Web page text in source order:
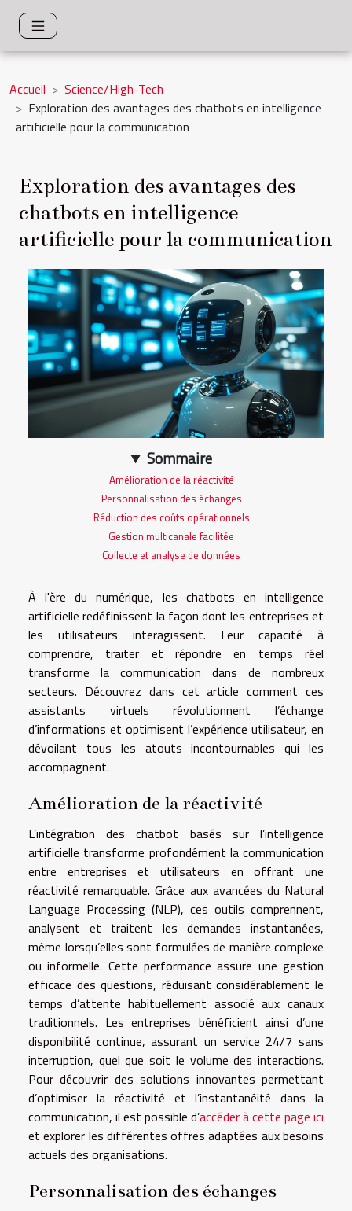
Accueil
Science/High-Tech
Exploration des avantages des chatbots en intelligence
artificielle pour la communication
Exploration des avantages des
chatbots en intelligence
artificielle pour la communication
Sommaire
Amélioration de la réactivité
Personnalisation des échanges
Réduction des coûts opérationnels
Gestion multicanale facilitée
Collecte et analyse de données
À l'ère du numérique, les chatbots en intelligence
artificielle redéfinissent la façon dont les entreprises et
les utilisateurs interagissent. Leur capacité à
comprendre, traiter et répondre en temps réel
transforme la communication dans de nombreux
secteurs. Découvrez dans cet article comment ces
assistants virtuels révolutionnent l’échange
d’informations et optimisent l’expérience utilisateur, en
dévoilant tous les atouts incontournables qui les
accompagnent.
Amélioration de la réactivité
L’intégration des chatbot basés sur l’intelligence
artificielle transforme profondément la communication
entre entreprises et utilisateurs en offrant une
réactivité remarquable. Grâce aux avancées du Natural
Language Processing (NLP), ces outils comprennent,
analysent et traitent les demandes instantanées,
même lorsqu’elles sont formulées de manière complexe
ou informelle. Cette performance assure une gestion
efficace des questions, réduisant considérablement le
temps d’attente habituellement associé aux canaux
traditionnels. Les entreprises bénéficient ainsi d’une
disponibilité continue, assurant un service 24/7 sans
interruption, quel que soit le volume des interactions.
Pour découvrir des solutions innovantes permettant
d’optimiser la réactivité et l’instantanéité dans la
communication, il est possible d’accéder à cette page ici
et explorer les différentes offres adaptées aux besoins
actuels des organisations.
Personnalisation des échanges